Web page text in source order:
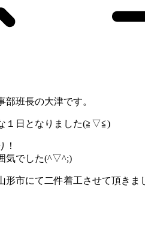
班長の大津です。
１日となりました(≧▽≦)
！
気でした(^▽^;)
形市にて二件着工させて頂きま